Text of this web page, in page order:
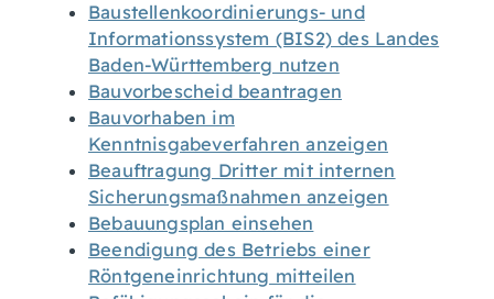
Baustellenkoordinierungs- und
Informationssystem (BIS2) des Landes
Baden-Württemberg nutzen
Bauvorbescheid beantragen
Bauvorhaben im
Kenntnisgabeverfahren anzeigen
Beauftragung Dritter mit internen
Sicherungsmaßnahmen anzeigen
Bebauungsplan einsehen
Beendigung des Betriebs einer
Röntgeneinrichtung mitteilen